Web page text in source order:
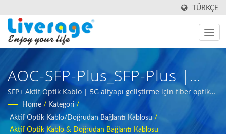
TÜRKÇE
AOC-SFP-Plus_SFP-Plus |
Küresel Iletişim Ağları Için
SPF Ve QSPF Modülleri
SFP+ Aktif Optik Kablo | 5G altyapı geliştirme için fiber optik
test araçları
Home / Kategori /
Aktif Optik Kablo/Doğrudan Bağlantı Kablosu /
Aktif Optik Kablo & Doğrudan Bağlantı Kablosu